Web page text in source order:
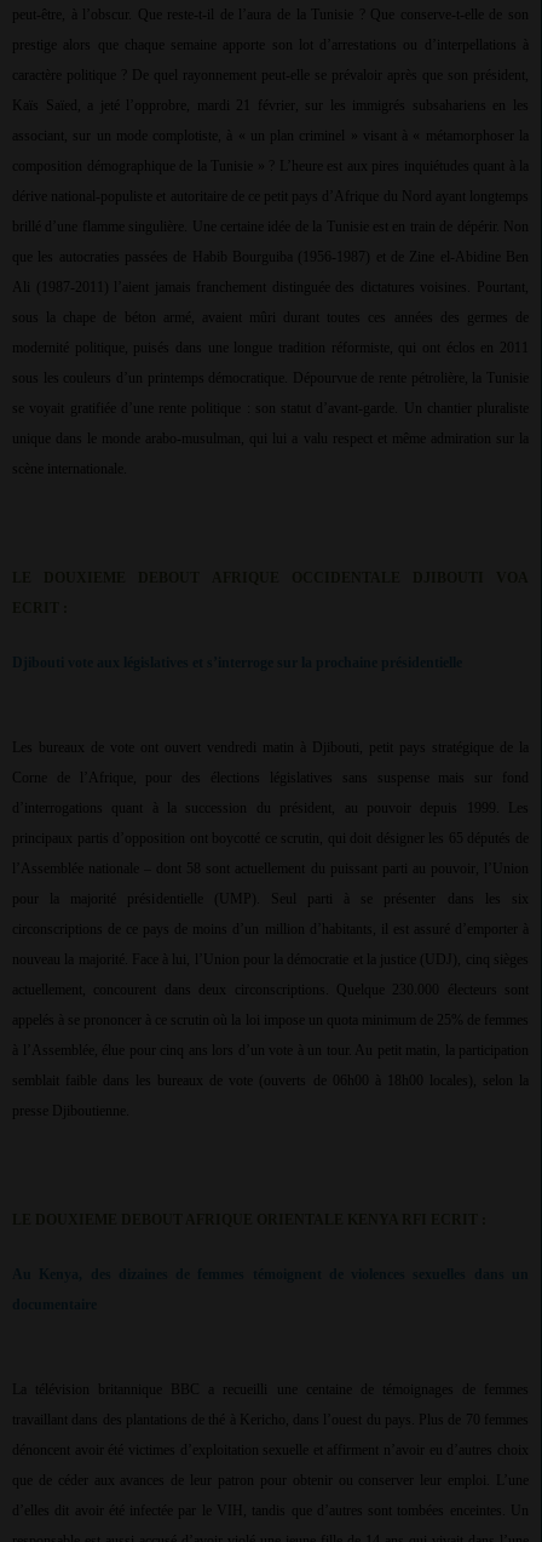
peut-être, à l’obscur. Que reste-t-il de l’aura de la Tunisie ? Que conserve-t-elle de son
prestige alors que chaque semaine apporte son lot d’arrestations ou d’interpellations à
caractère politique ? De quel rayonnement peut-elle se prévaloir après que son président,
Kaïs Saïed, a jeté l’opprobre, mardi 21 février, sur les immigrés subsahariens en les
associant, sur un mode complotiste, à « un plan criminel » visant à « métamorphoser la
composition démographique de la Tunisie » ? L’heure est aux pires inquiétudes quant à la
dérive national-populiste et autoritaire de ce petit pays d’Afrique du Nord ayant longtemps
brillé d’une flamme singulière. Une certaine idée de la Tunisie est en train de dépérir. Non
que les autocraties passées de Habib Bourguiba (1956-1987) et de Zine el-Abidine Ben
Ali (1987-2011) l’aient jamais franchement distinguée des dictatures voisines. Pourtant,
sous la chape de béton armé, avaient mûri durant toutes ces années des germes de
modernité politique, puisés dans une longue tradition réformiste, qui ont éclos en 2011
sous les couleurs d’un printemps démocratique. Dépourvue de rente pétrolière, la Tunisie
se voyait gratifiée d’une rente politique : son statut d’avant-garde. Un chantier pluraliste
unique dans le monde arabo-musulman, qui lui a valu respect et même admiration sur la
scène internationale.
Les bureaux de vote ont ouvert vendredi matin à Djibouti, petit pays stratégique de la
Corne de l’Afrique, pour des élections législatives sans suspense mais sur fond
d’interrogations quant à la succession du président, au pouvoir depuis 1999. Les
principaux partis d’opposition ont boycotté ce scrutin, qui doit désigner les 65 députés de
l’Assemblée nationale – dont 58 sont actuellement du puissant parti au pouvoir, l’Union
pour la majorité présidentielle (UMP). Seul parti à se présenter dans les six
circonscriptions de ce pays de moins d’un million d’habitants, il est assuré d’emporter à
nouveau la majorité. Face à lui, l’Union pour la démocratie et la justice (UDJ), cinq sièges
actuellement, concourent dans deux circonscriptions. Quelque 230.000 électeurs sont
appelés à se prononcer à ce scrutin où la loi impose un quota minimum de 25% de femmes
à l’Assemblée, élue pour cinq ans lors d’un vote à un tour. Au petit matin, la participation
semblait faible dans les bureaux de vote (ouverts de 06h00 à 18h00 locales), selon la
presse Djiboutienne.
La télévision britannique BBC a recueilli une centaine de témoignages de femmes
travaillant dans des plantations de thé à Kericho, dans l’ouest du pays. Plus de 70 femmes
dénoncent avoir été victimes d’exploitation sexuelle et affirment n’avoir eu d’autres choix
que de céder aux avances de leur patron pour obtenir ou conserver leur emploi. L’une
d’elles dit avoir été infectée par le VIH, tandis que d’autres sont tombées enceintes. Un